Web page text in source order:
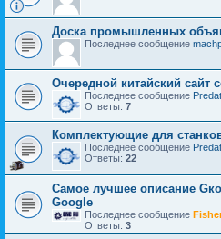
Доска промышленных
Последнее сообщение
Очередной китайский сайт
Последнее сообщение
Ответы: 7
Комплектующие для
Последнее сообщение
Ответы: 22
Самое лучшее описание
Google
Последнее сообщение
Ответы: 3